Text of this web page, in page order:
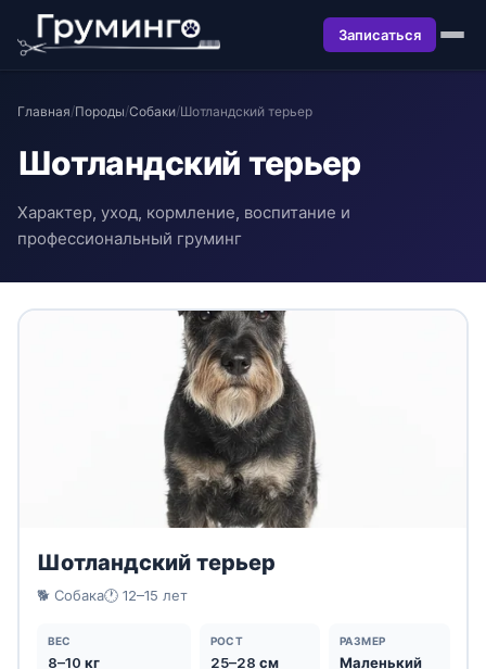
Записаться
Главная/Породы/Собаки/Шотландский терьер
Шотландский терьер
Характер, уход, кормление, воспитание и
профессиональный груминг
Шотландский терьер
🐕 Собака🕐 12–15 лет
ВЕС
8–10 кг
РОСТ
25–28 см
РАЗМЕР
Маленький